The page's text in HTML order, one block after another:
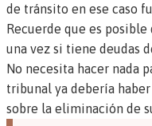
de tránsito en ese caso
Recuerde que es posible
una vez si tiene deudas
No necesita hacer nada
tribunal ya debería
sobre la eliminación de